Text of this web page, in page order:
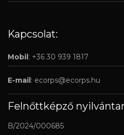
Kapcsolat:
Mobil: +36 30 939 1817
E-mail: ecorps@ecorps.hu
Felnőttképző
B/2024/000685